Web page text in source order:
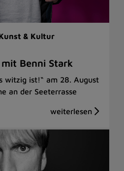
& Kultur
Benni Stark
witzig ist!“ am 28. August
an der Seeterrasse